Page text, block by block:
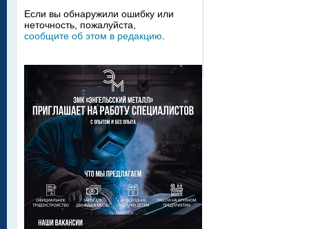
Если вы обнаружили ошибку или
неточность, пожалуйста,
сообщите об этом в редакцию